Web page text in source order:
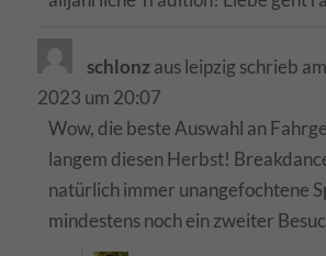
schlonzaus leipzig schrieb am
2023 um 20:07
Wow, die beste Auswahl an
langem diesen Herbst!
natürlich immer unangefochtene
mindestens noch ein zweiter
Datenschutzeinstellungen
Essenziell (1)
Essenzielle Cookies ermöglichen grundlegende
einwandfreie Funktion der Website erforderlich.
Cookie-Informationen